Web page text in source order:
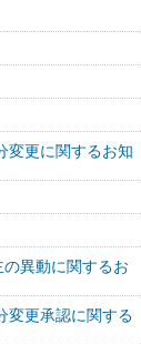
変更に関するお知
異動に関するお
変更承認に関する